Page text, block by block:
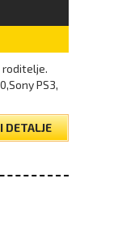
roditelje.
PS3,
DETALJE